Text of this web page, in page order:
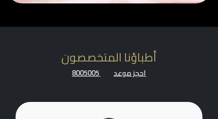
أطباؤنا المتخصصون
احجز موعد 8005005